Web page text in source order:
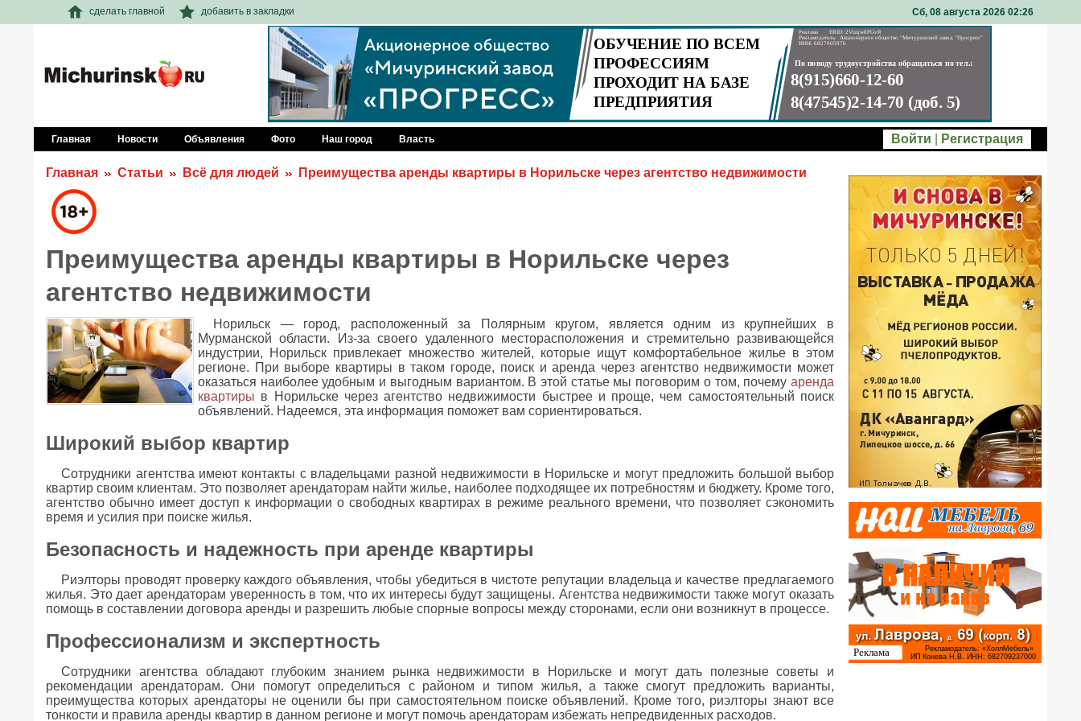
сделать главной добавить в закладки Сб, 08 августа 2026 02 26
Главная Новости Объявления Фото Наш город Власть Войти Регистрация
Главная Статьи Всё для людей Преимущества аренды квартиры в Норильске через агентство недвижимости
Преимущества аренды квартиры в Норильске через
агентство недвижимости
Норильск — город, расположенный за Полярным кругом, является одним из крупнейших в
Мурманской области. Из-за своего удаленного месторасположения и стремительно развивающейся
индустрии, Норильск привлекает множество жителей, которые ищут комфортабельное жилье в этом
регионе. При выборе квартиры в таком городе, поиск и аренда через агентство недвижимости может
оказаться наиболее удобным и выгодным вариантом. В этой статье мы поговорим о том, почему аренда
квартиры в Норильске через агентство недвижимости быстрее и проще, чем самостоятельный поиск
объявлений. Надеемся, эта информация поможет вам сориентироваться.
Широкий выбор квартир
Сотрудники агентства имеют контакты с владельцами разной недвижимости в Норильске и могут предложить большой выбор
квартир своим клиентам. Это позволяет арендаторам найти жилье, наиболее подходящее их потребностям и бюджету. Кроме того,
агентство обычно имеет доступ к информации о свободных квартирах в режиме реального времени, что позволяет сэкономить
время и усилия при поиске жилья.
Безопасность и надежность при аренде квартиры
Риэлторы проводят проверку каждого объявления, чтобы убедиться в чистоте репутации владельца и качестве предлагаемого
жилья. Это дает арендаторам уверенность в том, что их интересы будут защищены. Агентства недвижимости также могут оказать
помощь в составлении договора аренды и разрешить любые спорные вопросы между сторонами, если они возникнут в процессе.
Профессионализм и экспертность
Сотрудники агентства обладают глубоким знанием рынка недвижимости в Норильске и могут дать полезные советы и
рекомендации арендаторам. Они помогут определиться с районом и типом жилья, а также смогут предложить варианты,
преимущества которых арендаторы не оценили бы при самостоятельном поиске объявлений. Кроме того, риэлторы знают все
тонкости и правила аренды квартир в данном регионе и могут помочь арендаторам избежать непредвиденных расходов.